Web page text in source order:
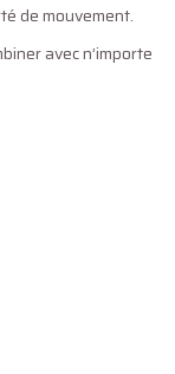
de mouvement.
avec n’importe